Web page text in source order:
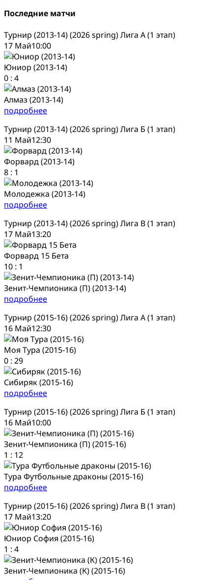
Последние матчи
Турнир (2013-14) (2026 spring) Лига А (1 этап)
17 Май10:00
Юниор (2013-14)
0 : 4
Алмаз (2013-14)
подробнее
Турнир (2013-14) (2026 spring) Лига Б (1 этап)
11 Май12:30
Форвард (2013-14)
8 : 1
Молодежка (2013-14)
подробнее
Турнир (2013-14) (2026 spring) Лига В (1 этап)
17 Май13:20
Форвард 15 Бета
10 : 1
Зенит-Чемпионика (П) (2013-14)
подробнее
Турнир (2015-16) (2026 spring) Лига А (1 этап)
16 Май12:30
Моя Тура (2015-16)
0 : 29
Сибиряк (2015-16)
подробнее
Турнир (2015-16) (2026 spring) Лига Б (1 этап)
16 Май10:00
Зенит-Чемпионика (П) (2015-16)
1 : 12
Тура Футбольные драконы (2015-16)
подробнее
Турнир (2015-16) (2026 spring) Лига В (1 этап)
17 Май13:20
Юниор София (2015-16)
1 : 4
Зенит-Чемпионика (К) (2015-16)